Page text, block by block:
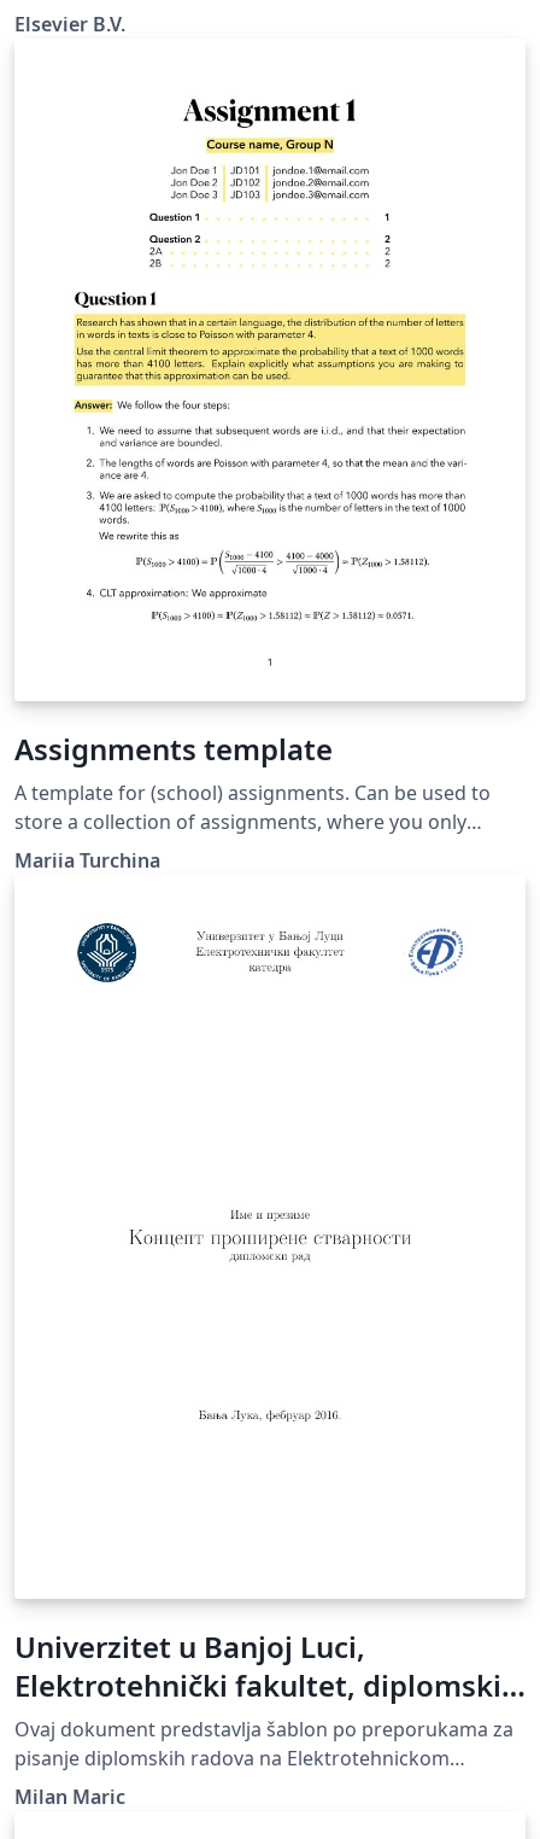
Elsevier B.V.
Assignments template
A template for (school) assignments. Can be used to
store a collection of assignments, where you only
display a specific one.
Mariia Turchina
Univerzitet u Banjoj Luci,
Elektrotehnički fakultet, diplomski
rad
Ovaj dokument predstavlja šablon po preporukama za
pisanje diplomskih radova na Elektrotehnickom
fakultetu. This is a thesis template for the Faculty of
Milan Maric